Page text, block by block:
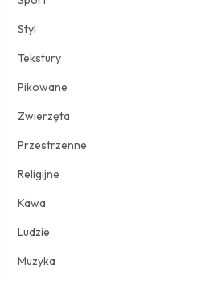
Styl
Tekstury
Pikowane
Zwierzęta
Przestrzenne
Religijne
Kawa
Ludzie
Muzyka